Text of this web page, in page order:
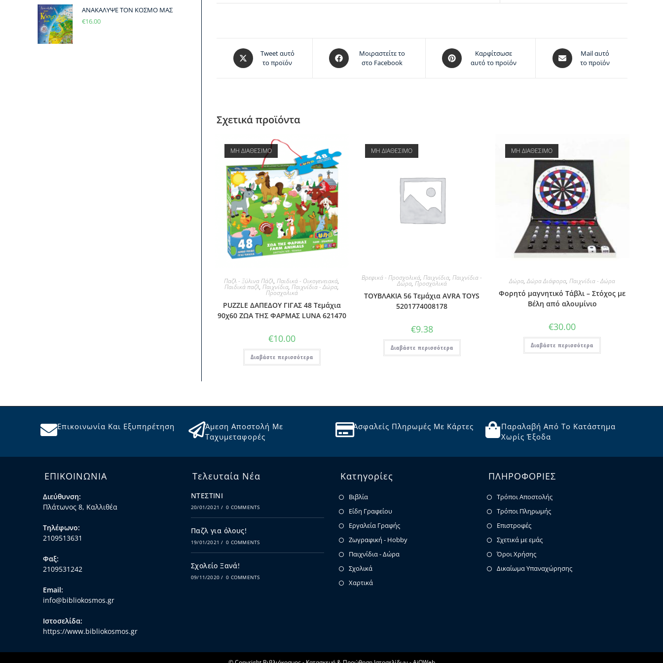
Tweet αυτό
το προϊόν
Μοιραστείτε το
στο Facebook
Καρφίτσωσε
αυτό το προϊόν
Mail αυτό
το προϊόν
Σχετικά προϊόντα
ΜΗ ΔΙΑΘΕΣΙΜΟ
Παζλ - Ξύλινα Πάζλ,Παιδικά - Οικογενειακά,
Παιδικά παζλ,Παιχνίδια,Παιχνίδια - Δώρα,
Προσχολικά
PUZZLE ΔΑΠΕΔΟΥ ΓΙΓΑΣ 48 Τεμάχια
90χ60 ΖΩΑ ΤΗΣ ΦΑΡΜΑΣ LUNA 621470
€10.00
Διαβάστε περισσότερα
ΜΗ ΔΙΑΘΕΣΙΜΟ
Βρεφικά - Προσχολικά,Παιχνίδια,Παιχνίδια -
Δώρα, Προσχολικά
ΤΟΥΒΛΑΚΙΑ 56 Τεμάχια AVRA TOYS
5201774008178
€9.38
Διαβάστε περισσότερα
ΜΗ ΔΙΑΘΕΣΙΜΟ
Δώρα,Δώρα Διάφορα,Παιχνίδια - Δώρα
Φορητό μαγνητικό Τάβλι – Στόχος με
Βέλη από αλουμίνιο
€30.00
Διαβάστε περισσότερα
ΑΝΑΚΑΛΥΨΕ ΤΟΝ ΚΟΣΜΟ ΜΑΣ
€16.00
Επικοινωνία Και Εξυπηρέτηση
Άμεση Αποστολή Με
Ταχυμεταφορές
Ασφαλείς Πληρωμές Με Κάρτες
Παραλαβή Από Το Κατάστημα
Χωρίς Έξοδα
ΕΠΙΚΟΙΝΩΝΙΑ
Διεύθυνση:
Πλάτωνος 8, Καλλιθέα
Τηλέφωνο:
2109513631
Φαξ:
2109531242
Email:
info@bibliokosmos.gr
Ιστοσελίδα:
https://www.bibliokosmos.gr
Τελευταία Νέα
ΝΤΕΣΤΙΝΙ
20/01/2021 / 0 COMMENTS
Παζλ για όλους!
19/01/2021 / 0 COMMENTS
Σχολείο Ξανά!
09/11/2020 / 0 COMMENTS
Κατηγορίες
Βιβλία
Είδη Γραφείου
Εργαλεία Γραφής
Ζωγραφική - Hobby
Παιχνίδια - Δώρα
Σχολικά
Χαρτικά
ΠΛΗΡΟΦΟΡΙΕΣ
Τρόποι Αποστολής
Τρόποι Πληρωμής
Επιστροφές
Σχετικά με εμάς
Όροι Χρήσης
Δικαίωμα Υπαναχώρησης